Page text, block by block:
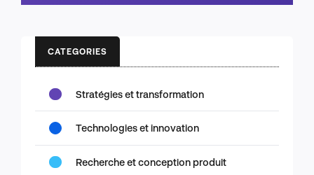
CATEGORIES
Stratégies et transformation
Technologies et innovation
Recherche et conception produit